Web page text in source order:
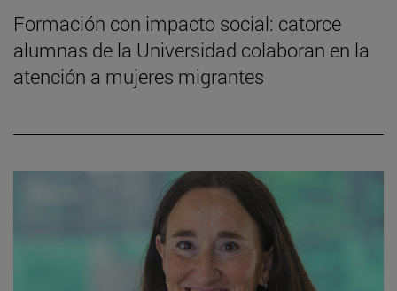
Formación con impacto social: catorce
alumnas de la Universidad colaboran en la
atención a mujeres migrantes